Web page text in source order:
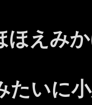
えみ
いに